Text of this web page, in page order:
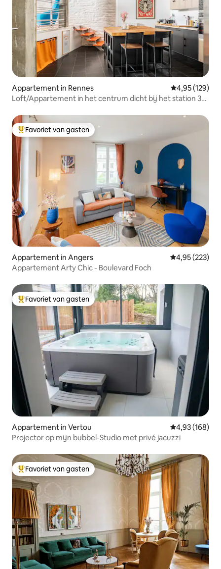
Appartement in Rennes Gemiddelde
4,95 (129)
Loft/Appartement in het centrum dicht bij het station 3
Topfavoriet van gasten
Favoriet van gasten
Appartement in Angers Gemiddelde
4,95 (223)
Appartement Arty Chic - Boulevard Foch
Topfavoriet van gasten
Favoriet van gasten
Appartement in Vertou Gemiddelde
4,93 (168)
Projector op mijn bubbel-Studio met privé jacuzzi
Topfavoriet van gasten
Favoriet van gasten